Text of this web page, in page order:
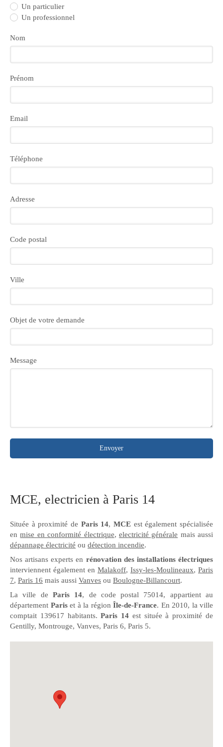
Un particulier
Un professionnel
Nom
Prénom
Email
Téléphone
Adresse
Code postal
Ville
Objet de votre demande
Message
Envoyer
MCE, electricien à Paris 14
Située à proximité de Paris 14,MCE est également spécialisée
enmise en conformité électrique, electricité générale mais aussi
dépannage électricité ou détection incendie.
Nos artisans experts en rénovation des installations électriques
interviennent également en Malakoff, Issy-les-Moulineaux, Paris
7, Paris 16 mais aussi Vanves ou Boulogne-Billancourt.
La ville de Paris 14, de code postal 75014, appartient au
département Pariset à la région Île-de-France. En 2010, la ville
comptait 139617 habitants.Paris 14 est située à proximité de
Gentilly, Montrouge, Vanves, Paris 6, Paris 5.